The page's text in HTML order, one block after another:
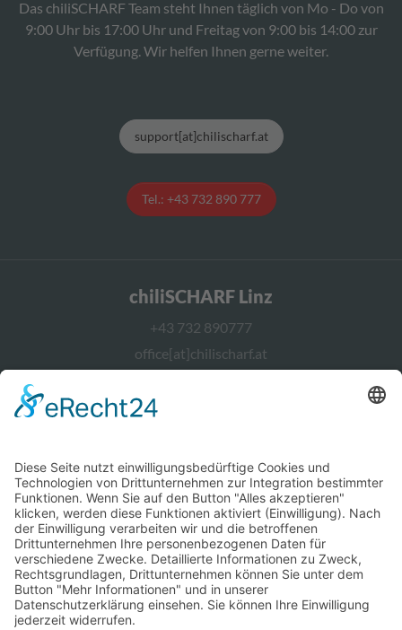
Das chiliSCHARF Team steht Ihnen täglich von Mo - Do von
9:00 Uhr bis 17:00 Uhr und Freitag von 9:00 bis 14:00 zur
Verfügung. Wir helfen Ihnen gerne weiter.
support[at]chilischarf.at
Tel.: +43 732 890 777
chiliSCHARF Linz
+43 732 890777
office[at]chilischarf.at
+43 1 2367544
office[at]chilischarf.at
chiliSCHARF Berlin
office[at]chilischarf.de